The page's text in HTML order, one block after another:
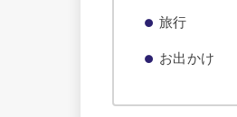
旅行
お出かけ